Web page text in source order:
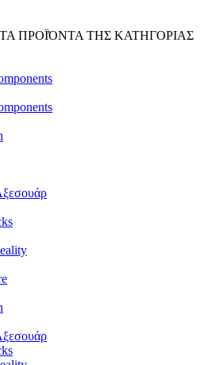
ΠΡΟΪΌΝΤΑ ΤΗΣ ΚΑΤΗΓΟΡΙΑΣ